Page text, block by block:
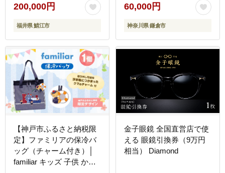
200,000円
福井県 鯖江市
紳士服 レディースシャツ
カジュアルシャツ ビジネ
スシャツ 贈答用 送料無料
神奈川 鎌倉
60,000円
神奈川県 鎌倉市
【神戸市ふるさと納税限
定】ファミリアの保冷バ
ッグ（チャーム付き）│
familiar キッズ 子供 かわ
金子眼鏡 全国直営店で使
える 眼鏡引換券（9万円
相当） Diamond